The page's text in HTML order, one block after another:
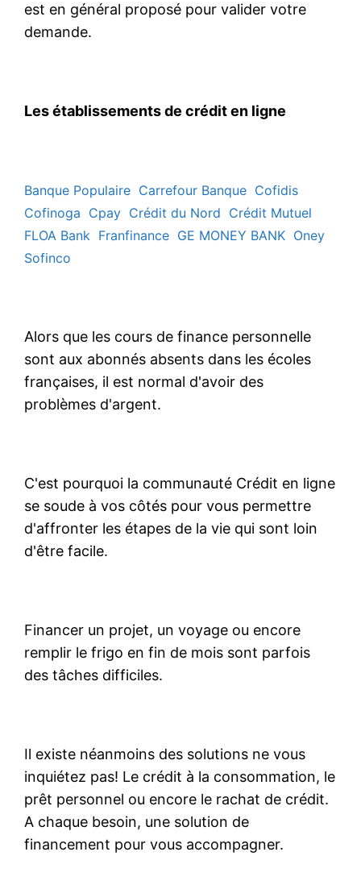
est en général proposé pour valider votre
demande.
Les établissements de crédit en ligne
Banque Populaire Carrefour Banque Cofidis
Cofinoga Cpay Crédit du Nord Crédit Mutuel
FLOA Bank Franfinance GE MONEY BANK Oney
Sofinco
Alors que les cours de finance personnelle
sont aux abonnés absents dans les écoles
françaises, il est normal d'avoir des
problèmes d'argent.
C'est pourquoi la communauté Crédit en ligne
se soude à vos côtés pour vous permettre
d'affronter les étapes de la vie qui sont loin
d'être facile.
Financer un projet, un voyage ou encore
remplir le frigo en fin de mois sont parfois
des tâches difficiles.
Il existe néanmoins des solutions ne vous
inquiétez pas! Le crédit à la consommation, le
prêt personnel ou encore le rachat de crédit.
A chaque besoin, une solution de
financement pour vous accompagner.